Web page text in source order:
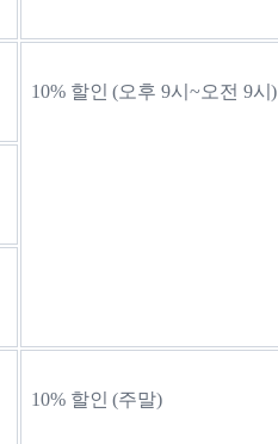
10% 할인 (오후 9시~오전 9시)
10% 할인 (주말)